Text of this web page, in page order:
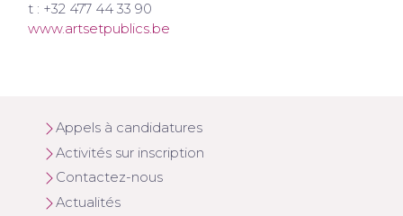
t : +32 477 44 33 90
www.artsetpublics.be
Appels à candidatures
Activités sur inscription
Contactez-nous
Actualités